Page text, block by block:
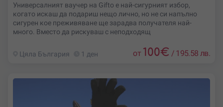
Универсалният ваучер на Gifto е най-сигурният избор,
когато искаш да подариш нещо лично, но не си напълно
сигурен кое преживяване ще зарадва получателя най-
много. Вместо да рискуваш с неподходящ
Цяла България 1 ден от 100€ / 195.58 лв.